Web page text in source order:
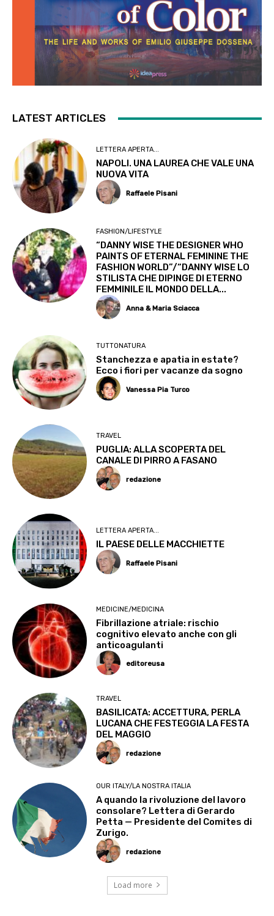
LATEST ARTICLES
LETTERA APERTA...
NAPOLI. UNA LAUREA CHE VALE UNA
NUOVA VITA
Raffaele Pisani
FASHION/LIFESTYLE
“DANNY WISE THE DESIGNER WHO
PAINTS OF ETERNAL FEMININE THE
FASHION WORLD”/“DANNY WISE LO
STILISTA CHE DIPINGE DI ETERNO
FEMMINILE IL MONDO DELLA...
Anna & Maria Sciacca
TUTTONATURA
Stanchezza e apatia in estate?
Ecco i fiori per vacanze da sogno
Vanessa Pia Turco
TRAVEL
PUGLIA: ALLA SCOPERTA DEL
CANALE DI PIRRO A FASANO
redazione
LETTERA APERTA...
IL PAESE DELLE MACCHIETTE
Raffaele Pisani
MEDICINE/MEDICINA
Fibrillazione atriale: rischio
cognitivo elevato anche con gli
anticoagulanti
editoreusa
TRAVEL
BASILICATA: ACCETTURA, PERLA
LUCANA CHE FESTEGGIA LA FESTA
DEL MAGGIO
redazione
OUR ITALY/LA NOSTRA ITALIA
A quando la rivoluzione del lavoro
consolare? Lettera di Gerardo
Petta — Presidente del Comites di
Zurigo.
redazione
Load more